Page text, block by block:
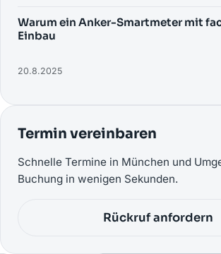
Warum ein Anker-Smartmeter mit
Einbau
20.8.2025
Termin vereinbaren
Schnelle Termine in München und
Buchung in wenigen Sekunden.
Rückruf anfordern